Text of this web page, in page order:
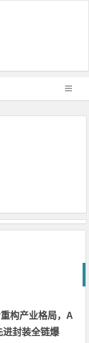
构产业格局，A
进封装全链爆